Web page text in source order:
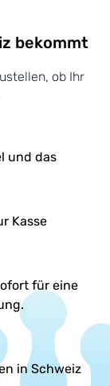
bekommt
ob Ihr
und das
Kasse
für eine
in Schweiz